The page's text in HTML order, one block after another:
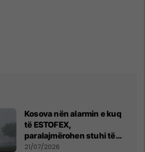
Kosova nën alarmin e kuq
të ESTOFEX,
paralajmërohen stuhi të
fuqishme me breshër dhe
21/07/2026